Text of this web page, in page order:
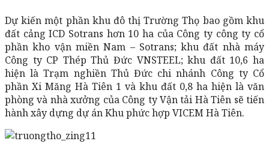
Dự kiến một phần khu đô thị Trường Thọ bao gồm khu
đất cảng ICD Sotrans hơn 10 ha của Công ty công ty cổ
phần kho vận miền Nam – Sotrans; khu đất nhà máy
Công ty CP Thép Thủ Đức VNSTEEL; khu đất 10,6 ha
hiện là Trạm nghiền Thủ Đức chi nhánh Công ty Cổ
phần Xi Măng Hà Tiên 1 và khu đất 0,8 ha hiện là văn
phòng và nhà xưởng của Công ty Vận tải Hà Tiên sẽ tiến
hành xây dựng dự án Khu phức hợp VICEM Hà Tiên.